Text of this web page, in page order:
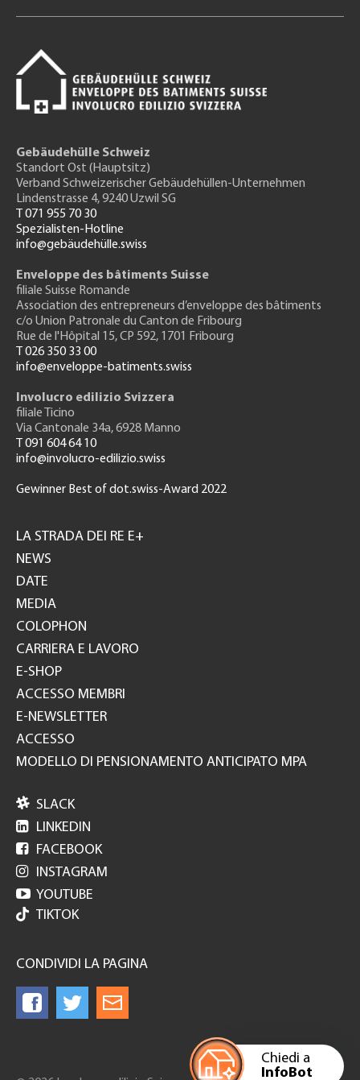
Chiedi a
InfoBot
Gebäudehülle Schweiz
Standort Ost (Hauptsitz)
Verband Schweizerischer Gebäudehüllen-Unternehmen
Lindenstrasse 4, 9240 Uzwil SG
T 071 955 70 30
Spezialisten-Hotline
info@gebäudehülle.swiss
Enveloppe des bâtiments Suisse
filiale Suisse Romande
Association des entrepreneurs d’enveloppe des bâtiments
c/o Union Patronale du Canton de Fribourg
Rue de l'Hôpital 15, CP 592, 1701 Fribourg
T 026 350 33 00
info@enveloppe-batiments.swiss
Involucro edilizio Svizzera
filiale Ticino
Via Cantonale 34a, 6928 Manno
T 091 604 64 10
info@involucro-edilizio.swiss
Gewinner Best of dot.swiss-Award 2022
GH
LA STRADA DEI RE E+
NEWS
DATE
MEDIA
COLOPHON
CARRIERA E LAVORO
E-SHOP
ACCESSO MEMBRI
E-NEWSLETTER
ACCESSO
MODELLO DI PENSIONAMENTO ANTICIPATO MPA
 SLACK
 LINKEDIN
 FACEBOOK
 INSTAGRAM
 YOUTUBE
TIKTOK
CONDIVIDI LA PAGINA